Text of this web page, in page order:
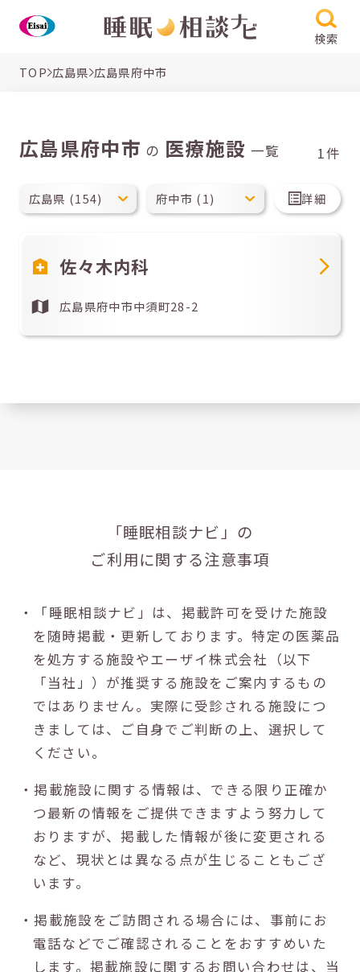
検索
TOP 広島県 広島県府中市
広島県府中市 の 医療施設 一覧 1件
詳細
佐々木内科
広島県府中市中須町28-2
「睡眠相談ナビ」の
ご利用に関する注意事項
・「睡眠相談ナビ」は、掲載許可を受けた施設
を随時掲載・更新しております。特定の医薬品
を処方する施設やエーザイ株式会社（以下
「当社」）が推奨する施設をご案内するもの
ではありません。実際に受診される施設につ
きましては、ご自身でご判断の上、選択して
ください。
・掲載施設に関する情報は、できる限り正確か
つ最新の情報をご提供できますよう努力して
おりますが、掲載した情報が後に変更される
など、現状とは異なる点が生じることもござ
います。
・掲載施設をご訪問される場合には、事前にお
電話などでご確認されることをおすすめいた
します。掲載施設に関するお問い合わせは、当